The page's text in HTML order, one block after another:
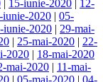
| 15-iunie-2020 | 12-
iunie-2020 | 05-
iunie-2020 | 29-mai-
| 25-mai-2020 | 22-
2020 | 18-mai-2020
mai-2020 | 11-mai-